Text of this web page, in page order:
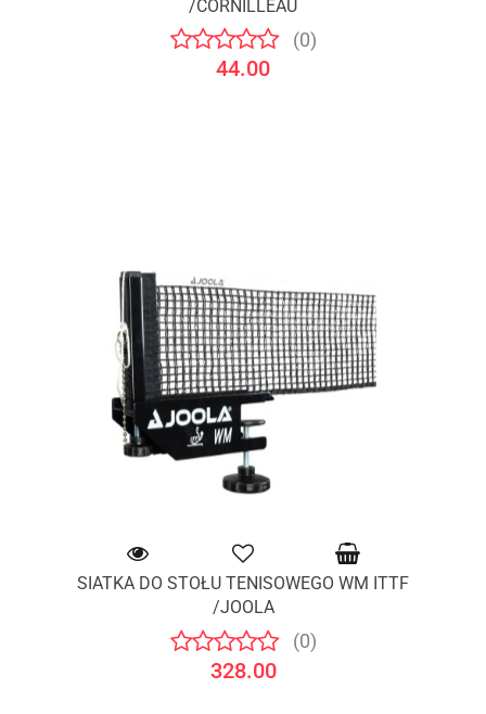
/CORNILLEAU
(0)
44.00
SIATKA DO STOŁU TENISOWEGO WM ITTF
/JOOLA
(0)
328.00